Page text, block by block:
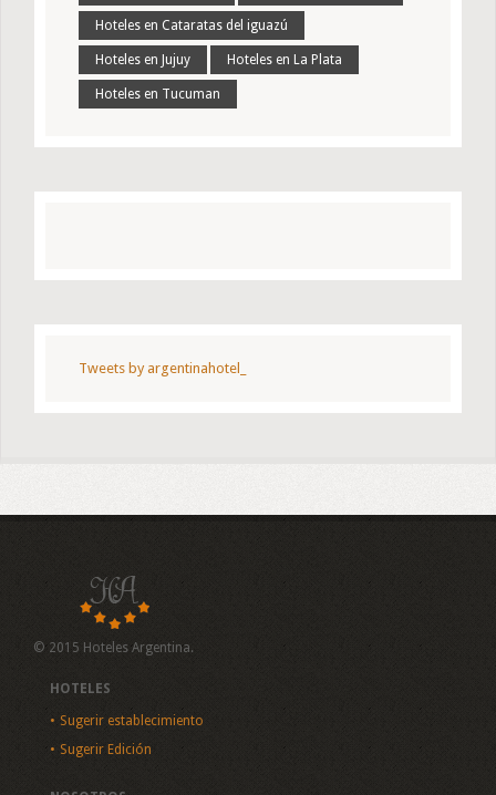
Hoteles en Cataratas del iguazú
Hoteles en Jujuy Hoteles en La Plata
Hoteles en Tucuman
Tweets by argentinahotel_
© 2015 Hoteles Argentina.
HOTELES
Sugerir establecimiento
Sugerir Edición